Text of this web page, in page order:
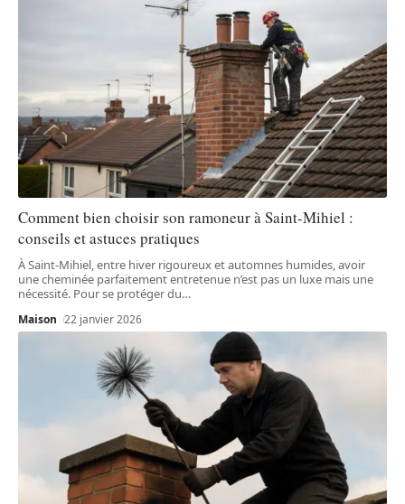
Comment bien choisir son ramoneur à Saint-Mihiel :
conseils et astuces pratiques
À Saint-Mihiel, entre hiver rigoureux et automnes humides, avoir
une cheminée parfaitement entretenue n’est pas un luxe mais une
nécessité. Pour se protéger du…
Maison 22 janvier 2026